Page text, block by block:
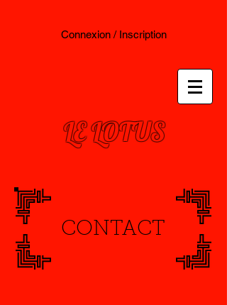
Connexion / Inscription
LE LOTUS
CONTACT